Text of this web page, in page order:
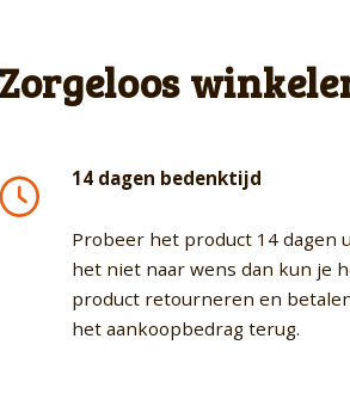
Zorgeloos
14 dagen bedenktijd
Probeer het product 14 dagen
het niet naar wens dan kun je
product retourneren en
het aankoopbedrag terug.